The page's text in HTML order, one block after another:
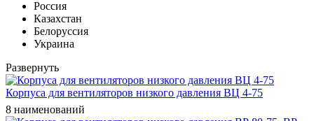
Россия
Казахстан
Белоруссия
Украина
Развернуть
Корпуса для вентиляторов низкого давления ВЦ 4-75
8 наименований